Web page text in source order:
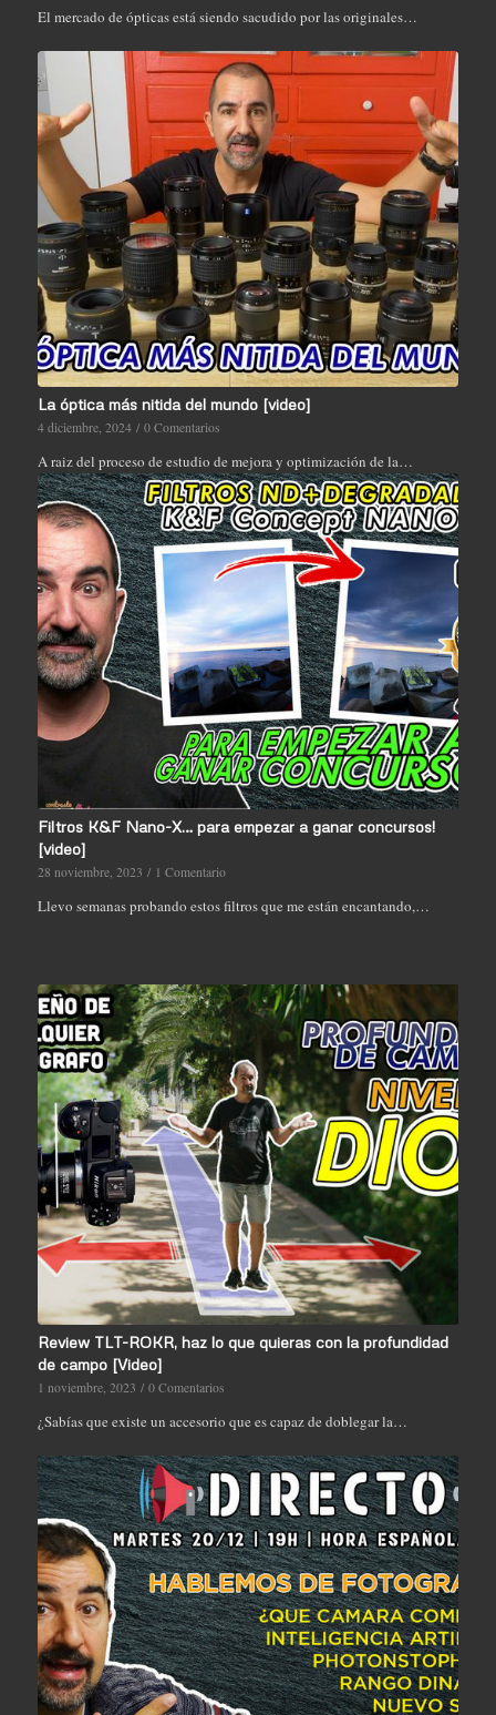
El mercado de ópticas está siendo sacudido por las originales…
La óptica más nitida del mundo [video]
4 diciembre, 2024 / 0 Comentarios
A raiz del proceso de estudio de mejora y optimización de la…
Filtros K&F Nano-X… para empezar a ganar concursos!
[video]
28 noviembre, 2023 / 1 Comentario
Llevo semanas probando estos filtros que me están encantando,…
Review TLT-ROKR, haz lo que quieras con la profundidad
de campo [Video]
1 noviembre, 2023 / 0 Comentarios
¿Sabías que existe un accesorio que es capaz de doblegar la…